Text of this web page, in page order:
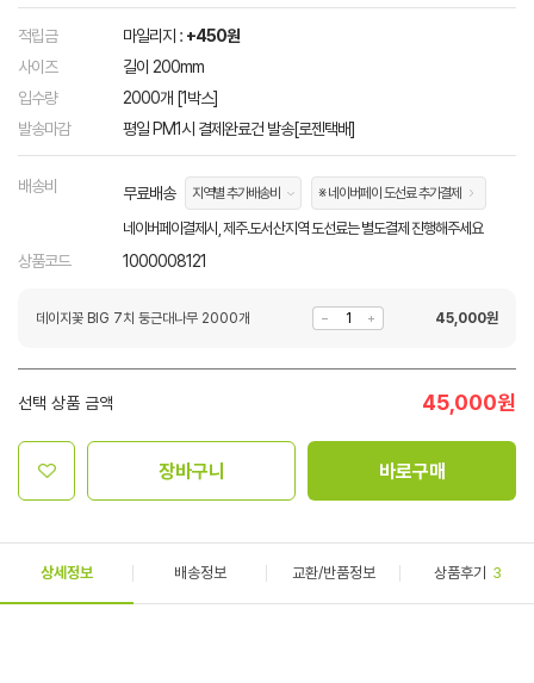
적립금 마일리지 : +450원
사이즈
길이 200mm
입수량
2000개 [1박스]
발송마감
평일 PM1시 결제완료건 발송[로젠택배]
배송비 무료배송 지역별 추가배송비 ※ 네이버페이 도선료 추가결제
네이버페이결제시, 제주.도서산지역 도선료는 별도결제 진행해주세요
상품코드 1000008121
데이지꽃 BIG 7치 둥근대나무 2000개 45,000원
선택 상품 금액 45,000원
장바구니 바로구매
상세정보 배송정보 교환/반품정보 상품후기 3